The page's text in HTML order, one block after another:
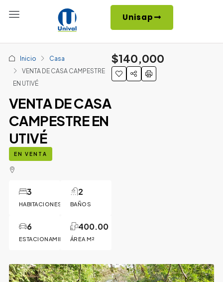
Unisap
Inicio
Casa
VENTA DE CASA CAMPESTRE
EN UTIVÉ
VENTA DE CASA
CAMPESTRE EN
UTIVÉ
EN VENTA
HABITACIONES
3
BAÑOS
2
ESTACIONAMIENTOS
6
ÁREA M²
400.00
$140,000